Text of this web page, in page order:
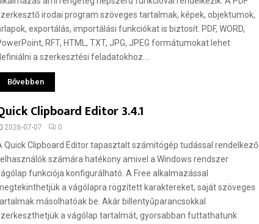
irodai program szöveges tartalmak, képek, objektumok,
exportálás, importálási funkciókat is biztosít. PDF, WORD,
RFT, HTML, TXT, JPG, JPEG formátumokat lehet
a szerkesztési feladatokhoz....
Bővebben
Clipboard Editor 3.4.1
2026-07-07 0
Quick Clipboard Editor tapasztalt számítógép tudással rendelkező
számára hatékony amivel a Windows rendszer
funkciója konfigurálható. A Free alkalmazással
a vágólapra rögzített karaktereket, saját szöveges
másolhatóak be. Akár billentyűparancsokkal
a vágólap tartalmát, gyorsabban futtathatunk